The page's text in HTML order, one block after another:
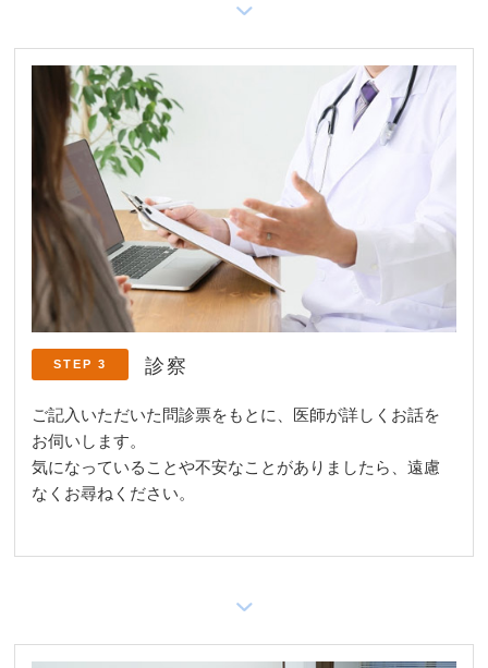
STEP 3 診察
ご記入いただいた問診票をもとに、医師が詳しくお話を
お伺いします。
気になっていることや不安なことがありましたら、遠慮
なくお尋ねください。